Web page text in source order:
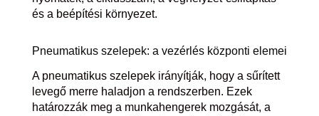
és a beépítési környezet.
Pneumatikus szelepek: a vezérlés központi elemei
A pneumatikus szelepek irányítják, hogy a sűrített
levegő merre haladjon a rendszerben. Ezek
határozzák meg a munkahengerek mozgását, a